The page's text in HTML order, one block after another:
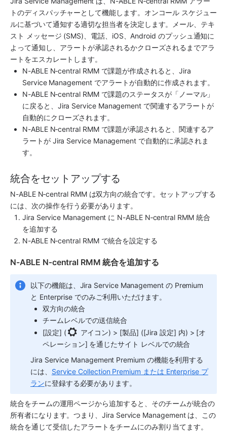
トのディスパッチャーとして機能します。オンコール スケジュー
ルに基づいて通知する適切な担当者を決定します。メール、テキ
スト メッセージ (SMS)、電話、iOS、Android のプッシュ通知に
よって通知し、アラートが承認されるかクローズされるまでアラ
ートをエスカレートします。
N-ABLE N‑central RMM で課題が作成されると、Jira
Service Management でアラートが自動的に作成されます。
N-ABLE N‑central RMM で課題のステータスが「ノーマル」
に戻ると、Jira Service Management で関連するアラートが
自動的にクローズされます。
N-ABLE N‑central RMM で課題が承認されると、関連するア
ラートが Jira Service Management で自動的に承認されま
す。
統合をセットアップする
N-ABLE N‑central RMM は双方向の統合です。セットアップする
には、次の操作を行う必要があります。
Jira Service Management に N-ABLE N‑central RMM 統合
を追加する
N-ABLE N‑central RMM で統合を設定する
N-ABLE N‑central RMM 統合を追加する
以下の機能は、 Jira Service Management の Premium
と Enterprise でのみご利用いただけます。
双方向の統合
チームレベルでの送信統合
[設定] (
アイコン) > [製品] ([Jira 設定] 内) > [オ
ペレーション] を通じたサイト レベルでの統合
Jira Service Management Premium の機能を利用する
には、 Service Collection Premium または Enterprise プ
ランに登録する必要があります。
統合をチームの運用ページから追加すると、そのチームが統合の
所有者になります。つまり、Jira Service Management は、この
統合を通じて受信したアラートをチームにのみ割り当てます。